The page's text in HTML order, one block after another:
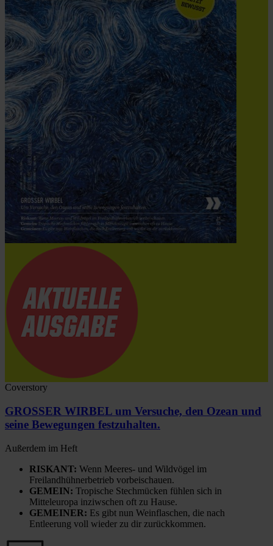
Coverstory
GROSSER WIRBEL um Versuche, den Ozean und
seine Bewegungen festzuhalten.
Außerdem im Heft
RISKANT: Wenn Meeres- und Wildvögel im
Freilandhühnerbetrieb vorbeischauen.
GEMEIN: Tropische Stechmücken fühlen sich in
Mitteleuropa inziwschen oft zu Hause.
GEMEINER: Es gibt nun Weinflaschen, die nach
Entleerung voll wieder zu dir zurückkommen.